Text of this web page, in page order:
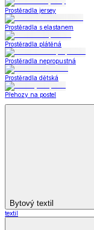
Prostěradla jersey
Prostěradla s elastanem
Prostěradla plátěná
Prostěradla nepropustná
Prostěradla dětská
Přehozy na postel
Bytový textil
textil